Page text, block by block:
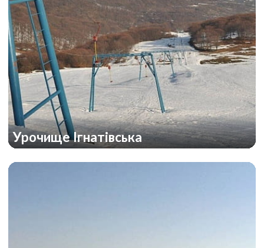
Урочище Ігнатівська